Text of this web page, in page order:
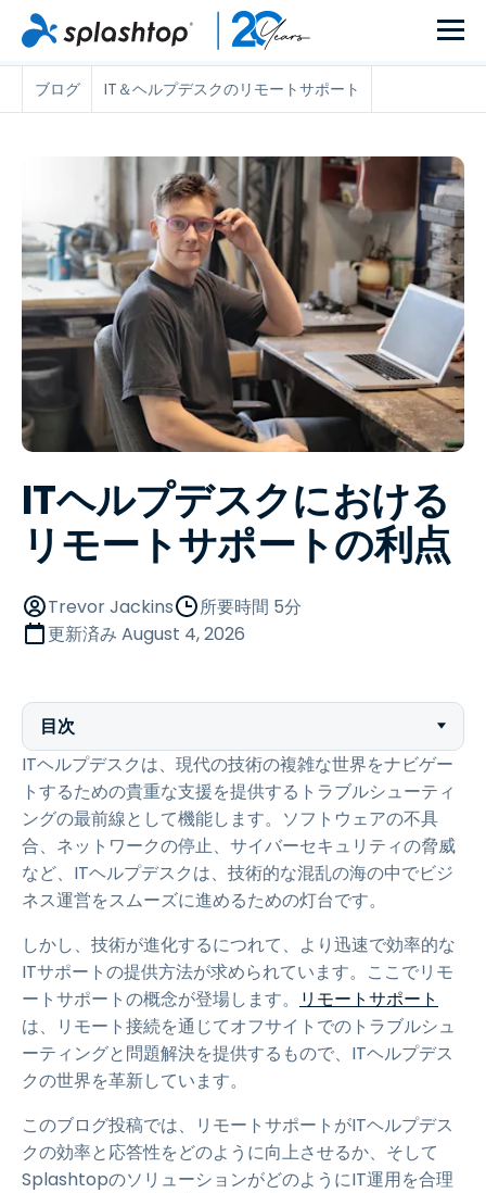
ブログ IT＆ヘルプデスクのリモートサポート
ITヘルプデスクにおける
リモートサポートの利点
Trevor Jackins
所要時間 5分
更新済み August 4, 2026
目次
ITヘルプデスクは、現代の技術の複雑な世界をナビゲー
トするための貴重な支援を提供するトラブルシューティ
ングの最前線として機能します。ソフトウェアの不具
合、ネットワークの停止、サイバーセキュリティの脅威
など、ITヘルプデスクは、技術的な混乱の海の中でビジ
ネス運営をスムーズに進めるための灯台です。
しかし、技術が進化するにつれて、より迅速で効率的な
ITサポートの提供方法が求められています。ここでリモ
ートサポートの概念が登場します。
リモートサポート
は、リモート接続を通じてオフサイトでのトラブルシュ
ーティングと問題解決を提供するもので、ITヘルプデス
クの世界を革新しています。
このブログ投稿では、リモートサポートがITヘルプデス
クの効率と応答性をどのように向上させるか、そして
SplashtopのソリューションがどのようにIT運用を合理